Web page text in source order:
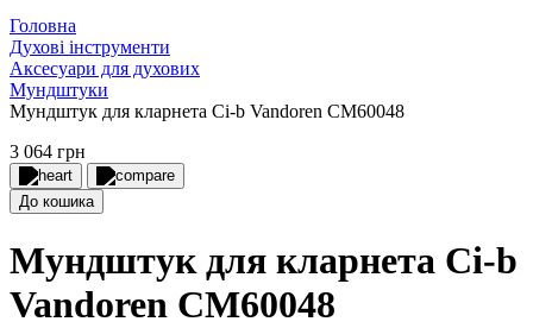
Головна
Духові інструменти
Аксесуари для духових
Мундштуки
Мундштук для кларнета Сі-b Vandoren CM60048
3 064 грн
До кошика
Мундштук для кларнета Сі-b
Vandoren CM60048